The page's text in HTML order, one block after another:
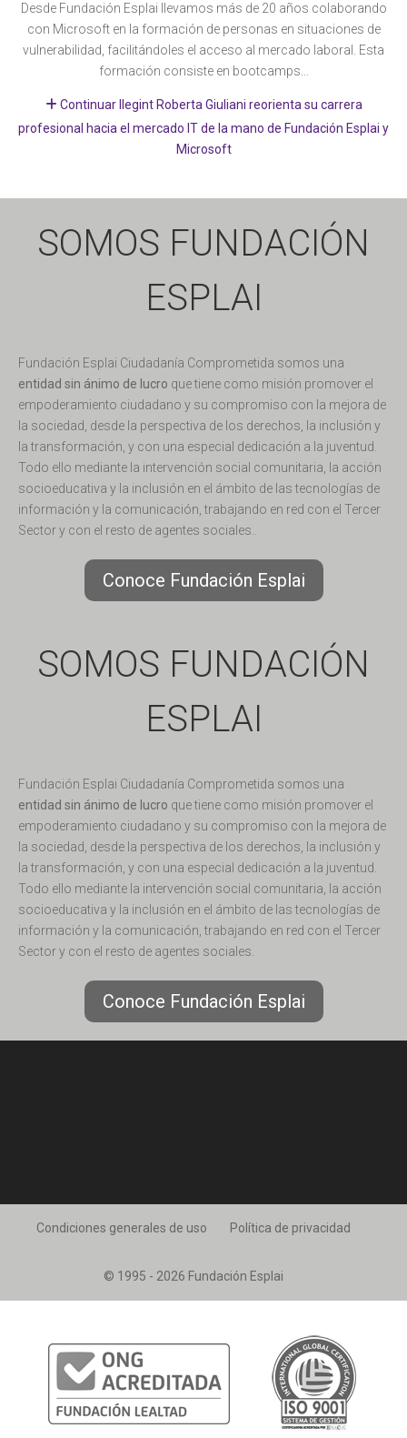
Desde Fundación Esplai llevamos más de 20 años colaborando
con Microsoft en la formación de personas en situaciones de
vulnerabilidad, facilitándoles el acceso al mercado laboral. Esta
formación consiste en bootcamps...
Continuar llegint Roberta Giuliani reorienta su carrera
profesional hacia el mercado IT de la mano de Fundación Esplai y
Microsoft
SOMOS FUNDACIÓN
ESPLAI
Fundación Esplai Ciudadanía Comprometida somos una
entidad sin ánimo de lucro que tiene como misión promover el
empoderamiento ciudadano y su compromiso con la mejora de
la sociedad, desde la perspectiva de los derechos, la inclusión y
la transformación, y con una especial dedicación a la juventud.
Todo ello mediante la intervención social comunitaria, la acción
socioeducativa y la inclusión en el ámbito de las tecnologías de
información y la comunicación, trabajando en red con el Tercer
Sector y con el resto de agentes sociales..
Conoce Fundación Esplai
SOMOS FUNDACIÓN
ESPLAI
Fundación Esplai Ciudadanía Comprometida somos una
entidad sin ánimo de lucro que tiene como misión promover el
empoderamiento ciudadano y su compromiso con la mejora de
la sociedad, desde la perspectiva de los derechos, la inclusión y
la transformación, y con una especial dedicación a la juventud.
Todo ello mediante la intervención social comunitaria, la acción
socioeducativa y la inclusión en el ámbito de las tecnologías de
información y la comunicación, trabajando en red con el Tercer
Sector y con el resto de agentes sociales.
Conoce Fundación Esplai
© 1995 - 2026 Fundación Esplai
Condiciones generales de uso Política de privacidad